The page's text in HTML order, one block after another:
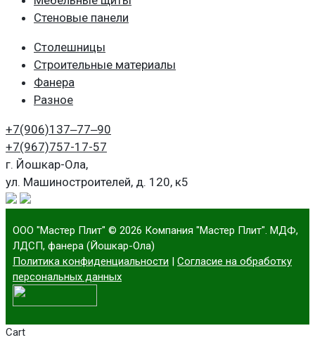
Стеновые панели
Столешницы
Строительные материалы
Фанера
Разное
+7(906)137‒77‒90
+7(967)757-17-57
г. Йошкар-Ола,
ул. Машиностроителей, д. 120, к5
ООО "Мастер Плит" © 2026 Компания "Мастер Плит". МДФ,
ЛДСП, фанера (Йошкар-Ола)
Политика конфиденциальности | Согласие на обработку
персональных данных
Cart